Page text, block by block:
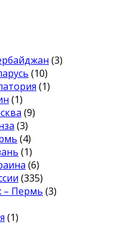
(3)
(10)
(1)
(1)
(9)
(3)
(4)
(1)
(6)
(335)
– Пермь (3)
(1)